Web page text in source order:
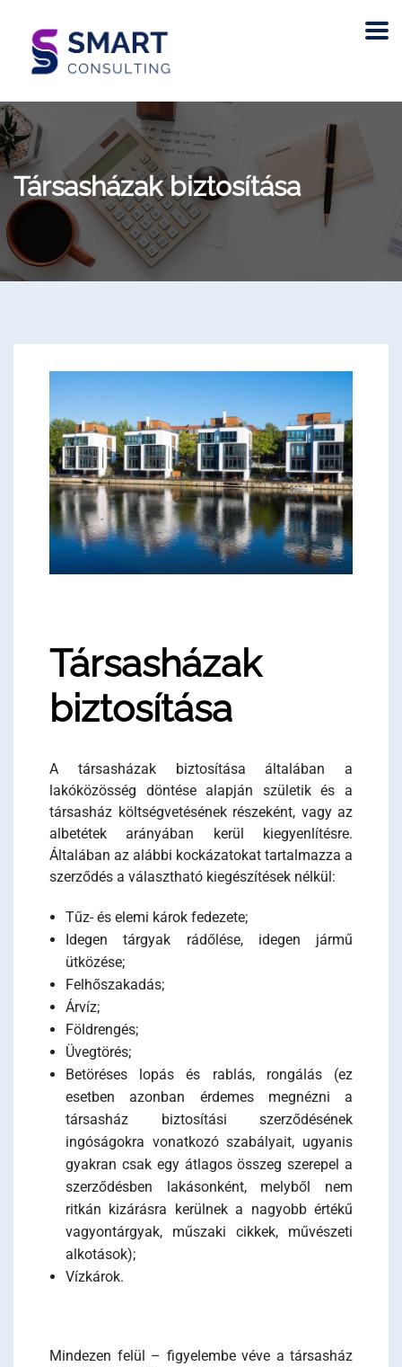
Társasházak biztosítása
Társasházak
biztosítása
A társasházak biztosítása általában a
lakóközösség döntése alapján születik és a
társasház költségvetésének részeként, vagy az
albetétek arányában kerül kiegyenlítésre.
Általában az alábbi kockázatokat tartalmazza a
szerződés a választható kiegészítések nélkül:
Tűz- és elemi károk fedezete;
Idegen tárgyak rádőlése, idegen jármű
ütközése;
Felhőszakadás;
Árvíz;
Földrengés;
Üvegtörés;
Betöréses lopás és rablás, rongálás (ez
esetben azonban érdemes megnézni a
társasház biztosítási szerződésének
ingóságokra vonatkozó szabályait, ugyanis
gyakran csak egy átlagos összeg szerepel a
szerződésben lakásonként, melyből nem
ritkán kizárásra kerülnek a nagyobb értékű
vagyontárgyak, műszaki cikkek, művészeti
alkotások);
Vízkárok.
Mindezen felül – figyelembe véve a társasház